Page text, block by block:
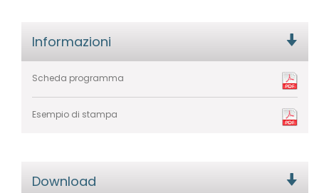
Informazioni
Scheda programma
Esempio di stampa
Download